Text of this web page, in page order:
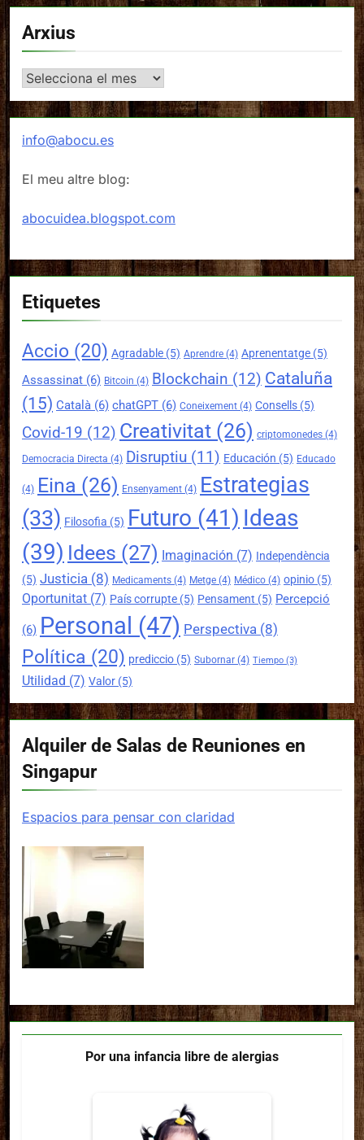
Arxius
Arxius
info@abocu.es
El meu altre blog:
abocuidea.blogspot.com
Etiquetes
Accio (20) Agradable (5) Aprendre (4) Aprenentatge (5)
Assassinat (6) Bitcoin (4) Blockchain (12) Cataluña
(15) Català (6) chatGPT (6) Coneixement (4) Consells (5)
Covid-19 (12) Creativitat (26) criptomonedes (4)
Democracia Directa (4) Disruptiu (11) Educación (5) Educado
(4) Eina (26) Ensenyament (4) Estrategias
(33) Filosofia (5) Futuro (41) Ideas
(39) Idees (27) Imaginación (7) Independència
(5) Justicia (8) Medicaments (4) Metge (4) Médico (4) opinio (5)
Oportunitat (7) País corrupte (5) Pensament (5) Percepció
(6) Personal (47) Perspectiva (8)
Política (20) prediccio (5) Subornar (4) Tiempo (3)
Utilidad (7) Valor (5)
Alquiler de Salas de Reuniones en
Singapur
Espacios para pensar con claridad
Por una infancia libre de alergias